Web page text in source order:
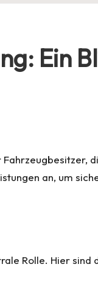
Ein
an, um
Rolle. Hier sind